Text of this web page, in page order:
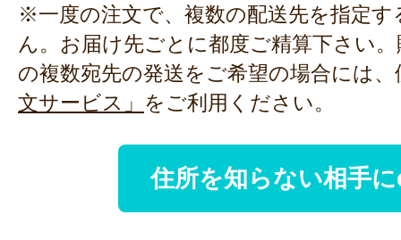
※一度の注文で、複数の配送先を指定
ん。お届け先ごとに都度ご精算下さい
の複数宛先の発送をご希望の場合には、
文サービス」 をご利用ください。
住所を知らない相手